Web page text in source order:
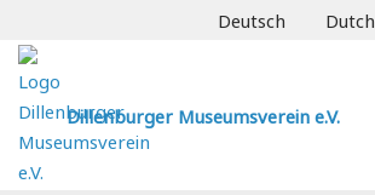
Zum
Inhalt
springen
Deutsch Dutch
Dillenburger Museumsverein e.V.